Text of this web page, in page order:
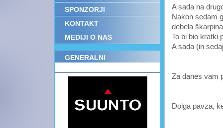
SPONZORJI
KONTAKT
MEDIJI O NAS
GENERALNI
A sada na
Nakon sedam
debela
To bi bio kratki
A sada (in
Za danes vam
Dolga pavza,